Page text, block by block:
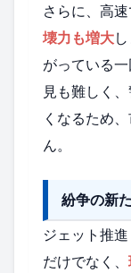
さらに、高速
壊力も増大
がっている
見も難しく
くなるため
ん。
紛争の新
ジェット推
だけでなく、